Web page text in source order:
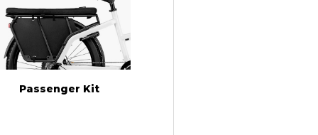
Passenger Kit